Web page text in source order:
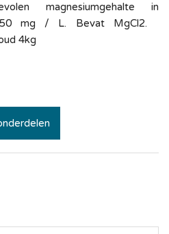
magnesiumgehalte in
mg / L. Bevat MgCl2.
4kg